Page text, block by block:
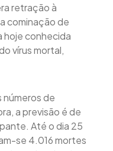
retração à
cominação de
hoje conhecida
vírus mortal,
de
a previsão é de
Até o dia 25
se 4.016 mortes